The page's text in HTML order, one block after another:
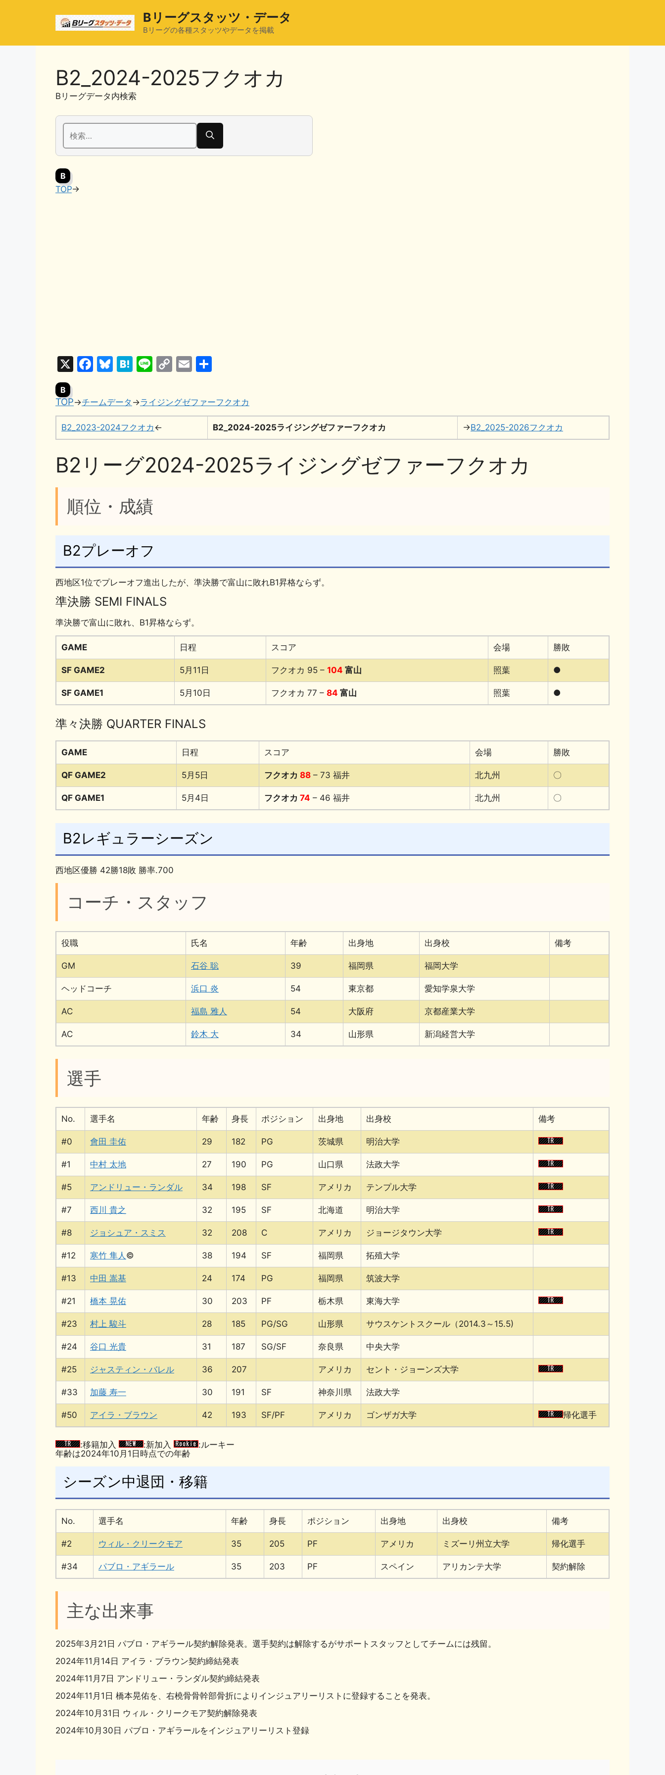
Bリーグスタッツ・データ
Bリーグの各種スタッツやデータを掲載
B2_2024-2025フクオカ
Bリーグデータ内検索
検
索:
B
TOP→
X
F
c
e
b
o
o
k
Bl
e
s
k
y
H
e
n
a
Li
e
C
p
y
n
k
E
ai
l
B
TOP→チームデータ →ライジングゼファーフクオカ
B2_2023-2024フクオカ← B2_2024-2025ライジングゼファーフクオカ →B2_2025-2026フクオカ
B2リーグ2024-2025ライジングゼファーフクオカ
順位・成績
B2プレーオフ
西地区1位でプレーオフ進出したが、準決勝で富山に敗れB1昇格ならず。
準決勝 SEMI FINALS
準決勝で富山に敗れ、B1昇格ならず。
GAME 日程 スコア 会場 勝敗
SF GAME2 5月11日 フクオカ 95 – 104 富山 照葉 ●
SF GAME1 5月10日 フクオカ 77 – 84 富山 照葉 ●
準々決勝 QUARTER FINALS
GAME 日程 スコア 会場 勝敗
QF GAME2 5月5日 フクオカ 88 – 73 福井 北九州 〇
QF GAME1 5月4日 フクオカ 74 – 46 福井 北九州 〇
B2レギュラーシーズン
西地区優勝 42勝18敗 勝率.700
コーチ・スタッフ
役職 氏名 年齢 出身地 出身校 備考
GM 石谷 聡 39 福岡県 福岡大学
ヘッドコーチ 浜口 炎 54 東京都 愛知学泉大学
AC 福島 雅人 54 大阪府 京都産業大学
AC 鈴木 大 34 山形県 新潟経営大学
選手
No. 選手名 年齢 身長 ポジション 出身地 出身校 備考
#0 會田 圭佑 29 182 PG 茨城県 明治大学
#1 中村 太地 27 190 PG 山口県 法政大学
#5 アンドリュー・ランダル 34 198 SF アメリカ テンプル大学
#7 西川 貴之 32 195 SF 北海道 明治大学
#8 ジョシュア・スミス 32 208 C アメリカ ジョージタウン大学
#12 寒竹 隼人 © 38 194 SF 福岡県 拓殖大学
#13 中田 嵩基 24 174 PG 福岡県 筑波大学
#21 橋本 晃佑 30 203 PF 栃木県 東海大学
#23 村上 駿斗 28 185 PG/SG 山形県 サウスケントスクール（2014.3～15.5)
#24 谷口 光貴 31 187 SG/SF 奈良県 中央大学
#25 ジャスティン・バレル 36 207 アメリカ セント・ジョーンズ大学
#33 加藤 寿一 30 191 SF 神奈川県 法政大学
#50 アイラ・ブラウン 42 193 SF/PF アメリカ ゴンザガ大学 帰化選手
:移籍加入 :新加入
:ルーキー
年齢は2024年10月1日時点での年齢
シーズン中退団・移籍
No. 選手名 年齢 身長 ポジション 出身地 出身校 備考
#2 ウィル・クリークモア 35 205 PF アメリカ ミズーリ州立大学 帰化選手
#34 パブロ・アギラール 35 203 PF スペイン アリカンテ大学 契約解除
主な出来事
2025年3月21日 パブロ・アギラール契約解除発表。選手契約は解除するがサポートスタッフとしてチームには残留。
2024年11月14日 アイラ・ブラウン契約締結発表
2024年11月7日 アンドリュー・ランダル契約締結発表
2024年11月1日 橋本晃佑を、右橈骨骨幹部骨折によりインジュアリーリストに登録することを発表。
2024年10月31日 ウィル・クリークモア契約解除発表
2024年10月30日 パブロ・アギラールをインジュアリーリスト登録